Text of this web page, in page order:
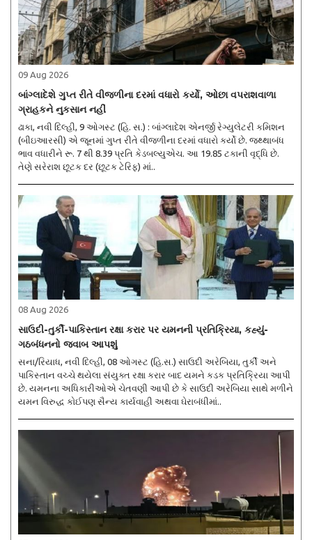
09 Aug 2026
બાંગ્લાદેશે ગુપ્ત રીતે વીજળીના દરમાં વધારો કર્યો, ઓછા વપરાશવાળા
ગ્રાહકને નુકસાન નહીં
ઢાકા, નવી દિલ્હી, 9 ઓગસ્ટ (હિ. સ.) : બાંગ્લાદેશ એનર્જી રેગ્યુલેટરી કમિશન
(બીઇઆરસી) એ જૂનમાં ગુપ્ત રીતે વીજળીના દરમાં વધારો કર્યો છે. જથ્થાબંધ
ભાવ વધારીને રૂ. 7 થી 8.39 પ્રતિ કેડબલ્યુએચ. આ 19.85 ટકાની વૃદ્ધિ છે.
તેણે સરેરાશ છૂટક દર (છૂટક ટેરિફ) માં..
08 Aug 2026
સાઉદી-તુર્કી-પાકિસ્તાન રક્ષા કરાર પર યમનની પ્રતિક્રિયા, કહ્યું-
ગઠબંધનનો જવાબ આપશું
સના/રિયાધ, નવી દિલ્હી, 08 ઓગસ્ટ (હિ.સ.) સાઉદી અરેબિયા, તુર્કી અને
પાકિસ્તાન વચ્ચે થયેલા સંયુક્ત રક્ષા કરાર બાદ યમને કડક પ્રતિક્રિયા આપી
છે. યમનના અધિકારીઓએ ચેતવણી આપી છે કે સાઉદી અરેબિયા સાથે મળીને
યમન વિરુદ્ધ કોઈપણ સૈન્ય કાર્યવાહી અથવા ઘેરાબંધીમાં..